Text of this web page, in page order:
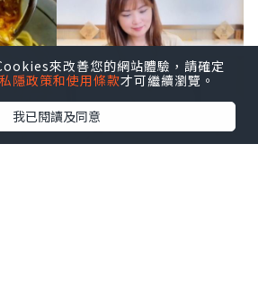
來改善您的網站體驗，請確定
私隱政策和使用條款才可繼續瀏覽。
我已閱讀及同意